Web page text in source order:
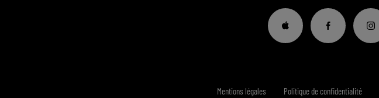
Mentions légales Politique de confidentialité